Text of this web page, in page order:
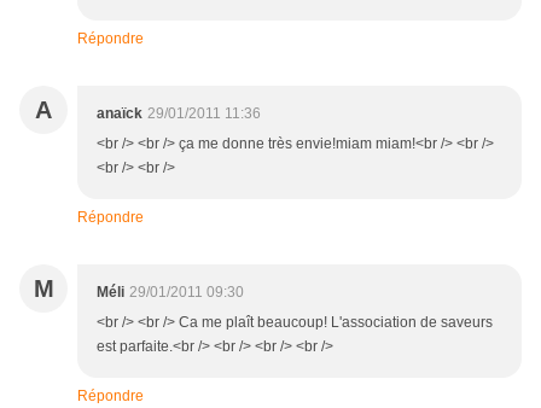
Répondre
A anaïck 29/01/2011 11:36
<br /> <br /> ça me donne très envie!miam miam!<br /> <br />
<br /> <br />
Répondre
M Méli 29/01/2011 09:30
<br /> <br /> Ca me plaît beaucoup! L'association de saveurs
est parfaite.<br /> <br /> <br /> <br />
Répondre